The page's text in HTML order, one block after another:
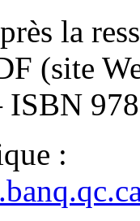
la
(site
ISBN
: